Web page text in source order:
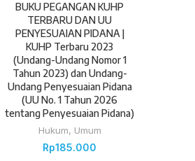
BUKU PEGANGAN KUHP
TERBARU DAN UU
PENYESUAIAN PIDANA |
KUHP Terbaru 2023
(Undang-Undang Nomor 1
Tahun 2023) dan Undang-
Undang Penyesuaian Pidana
(UU No. 1 Tahun 2026
tentang Penyesuaian Pidana)
Hukum, Umum
Rp185.000